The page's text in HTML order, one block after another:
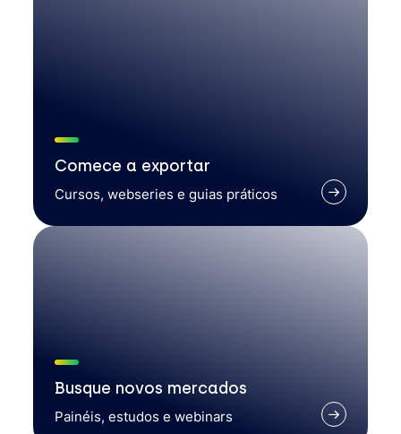
Comece a exportar
Cursos, webseries e guias práticos
Busque novos mercados
Painéis, estudos e webinars